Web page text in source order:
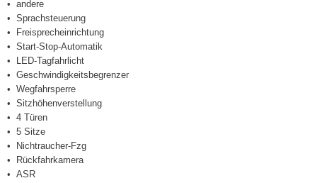
andere
Sprachsteuerung
Freisprecheinrichtung
Start-Stop-Automatik
LED-Tagfahrlicht
Geschwindigkeitsbegrenzer
Wegfahrsperre
Sitzhöhenverstellung
4 Türen
5 Sitze
Nichtraucher-Fzg
Rückfahrkamera
ASR